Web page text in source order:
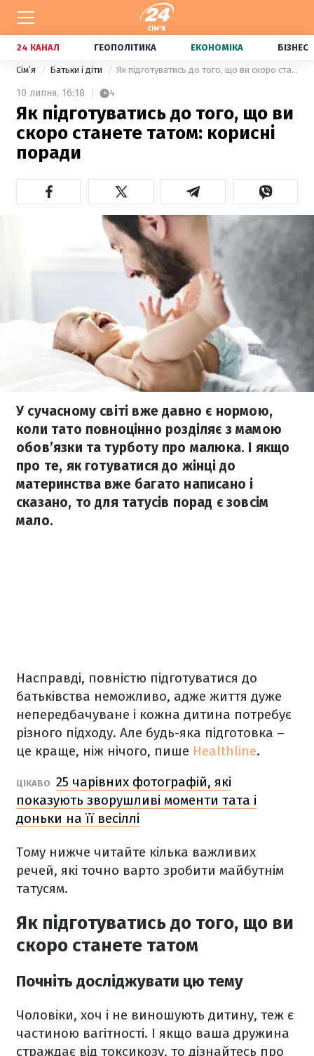
24 КАНАЛ ГЕОПОЛІТИКА ЕКОНОМІКА БІЗНЕС
Сімʼя Батьки і діти Як підготуватись до того, що ви скоро станете татом: корисні поради
10 липня, 16:18 4
Як підготуватись до того, що ви
скоро станете татом: корисні
поради
У сучасному світі вже давно є нормою,
коли тато повноцінно розділяє з мамою
обов’язки та турботу про малюка. І якщо
про те, як готуватися до жінці до
материнства вже багато написано і
сказано, то для татусів порад є зовсім
мало.
Насправді, повністю підготуватися до
батьківства неможливо, адже життя дуже
непередбачуване і кожна дитина потребує
різного підходу. Але будь-яка підготовка –
це краще, ніж нічого, пише Healthline.
ЦІКАВО 25 чарівних фотографій, які
показують зворушливі моменти тата і
доньки на її весіллі
Тому нижче читайте кілька важливих
речей, які точно варто зробити майбутнім
татусям.
Як підготуватись до того, що ви
скоро станете татом
Почніть досліджувати цю тему
Чоловіки, хоч і не виношують дитину, теж є
частиною вагітності. І якщо ваша дружина
страждає від токсикозу, то дізнайтесь про